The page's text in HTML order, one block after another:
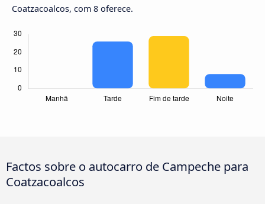
Coatzacoalcos, com 8 oferece.
Factos sobre o autocarro de Campeche para
Coatzacoalcos